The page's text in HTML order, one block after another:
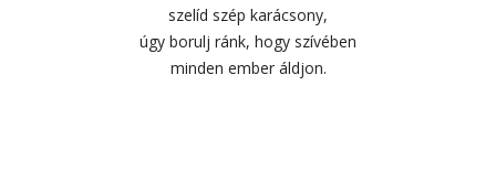
szelíd szép karácsony,
úgy borulj ránk, hogy szívében
minden ember áldjon.